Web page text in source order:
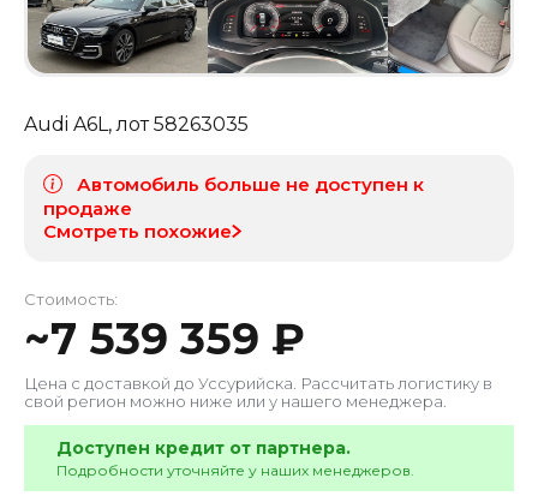
Audi A6L , лот58263035
Автомобиль больше не доступен к
продаже
Смотреть похожие
Стоимость:
~7 539 359 ₽
Цена с доставкой до Уссурийска . Рассчитать логистику в
свой регион можно ниже или у нашего менеджера.
Доступен кредит от партнера.
Подробности уточняйте у наших менеджеров.